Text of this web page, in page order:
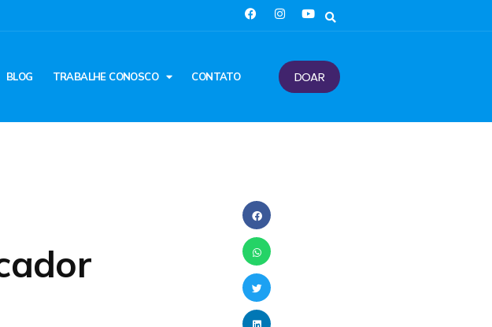
BLOG TRABALHE CONOSCO CONTATO DOAR